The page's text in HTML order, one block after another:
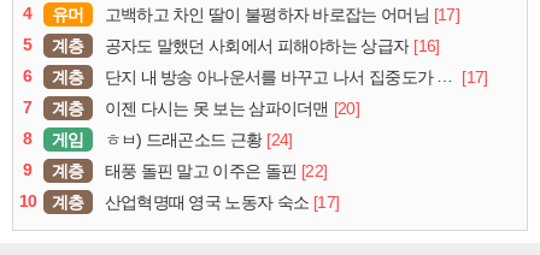
4
유머 고백하고 차인 딸이 불평하자 바로잡는 어머님 [17]
5
계층 공자도 말했던 사회에서 피해야하는 상급자 [16]
6
계층 단지 내 방송 아나운서를 바꾸고 나서 집중도가 확 올라갔다는 한 아파트의 안내방송
[17]
7
계층 이젠 다시는 못 보는 삼파이더맨 [20]
8
게임 ㅎㅂ) 드래곤소드 근황 [24]
9
계층 태풍 돌핀 말고 이주은 돌핀 [22]
10
계층 산업혁명때 영국 노동자 숙소 [17]